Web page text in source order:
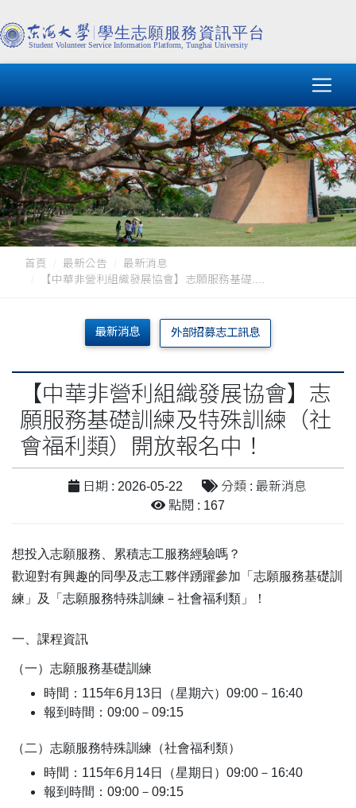
首頁 最新公告
最新消息
【中華非營利組織發展協會】志願服務基礎....
最新消息 外部招募志工訊息
【中華非營利組織發展協會】志
願服務基礎訓練及特殊訓練（社
會福利類）開放報名中！
日期 : 2026-05-22
分類 : 最新消息
點閱 : 167
想投入志願服務、累積志工服務經驗嗎？
歡迎對有興趣的同學及志工夥伴踴躍參加「志願服務基礎訓
練」及「志願服務特殊訓練－社會福利類」！
一、課程資訊
（一）志願服務基礎訓練
時間：115年6月13日（星期六）09:00－16:40
報到時間：09:00－09:15
（二）志願服務特殊訓練（社會福利類）
時間：115年6月14日（星期日）09:00－16:40
報到時間：09:00－09:15